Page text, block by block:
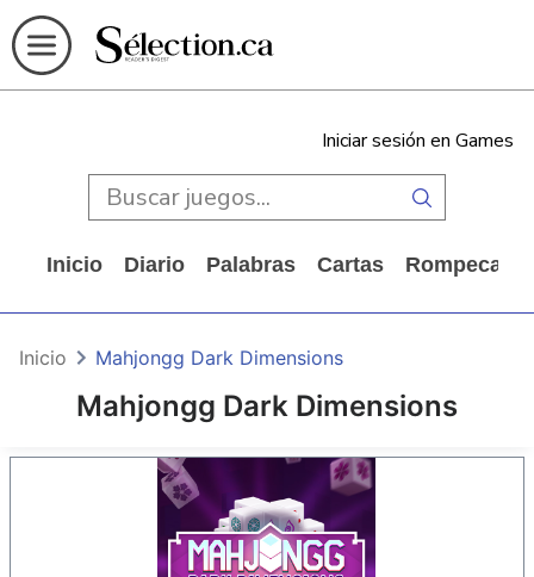
Iniciar sesión en Games
Inicio Diario Palabras Cartas
Mahjongg Dark Dimensions
Inicio Mahjongg Dark Dimensions